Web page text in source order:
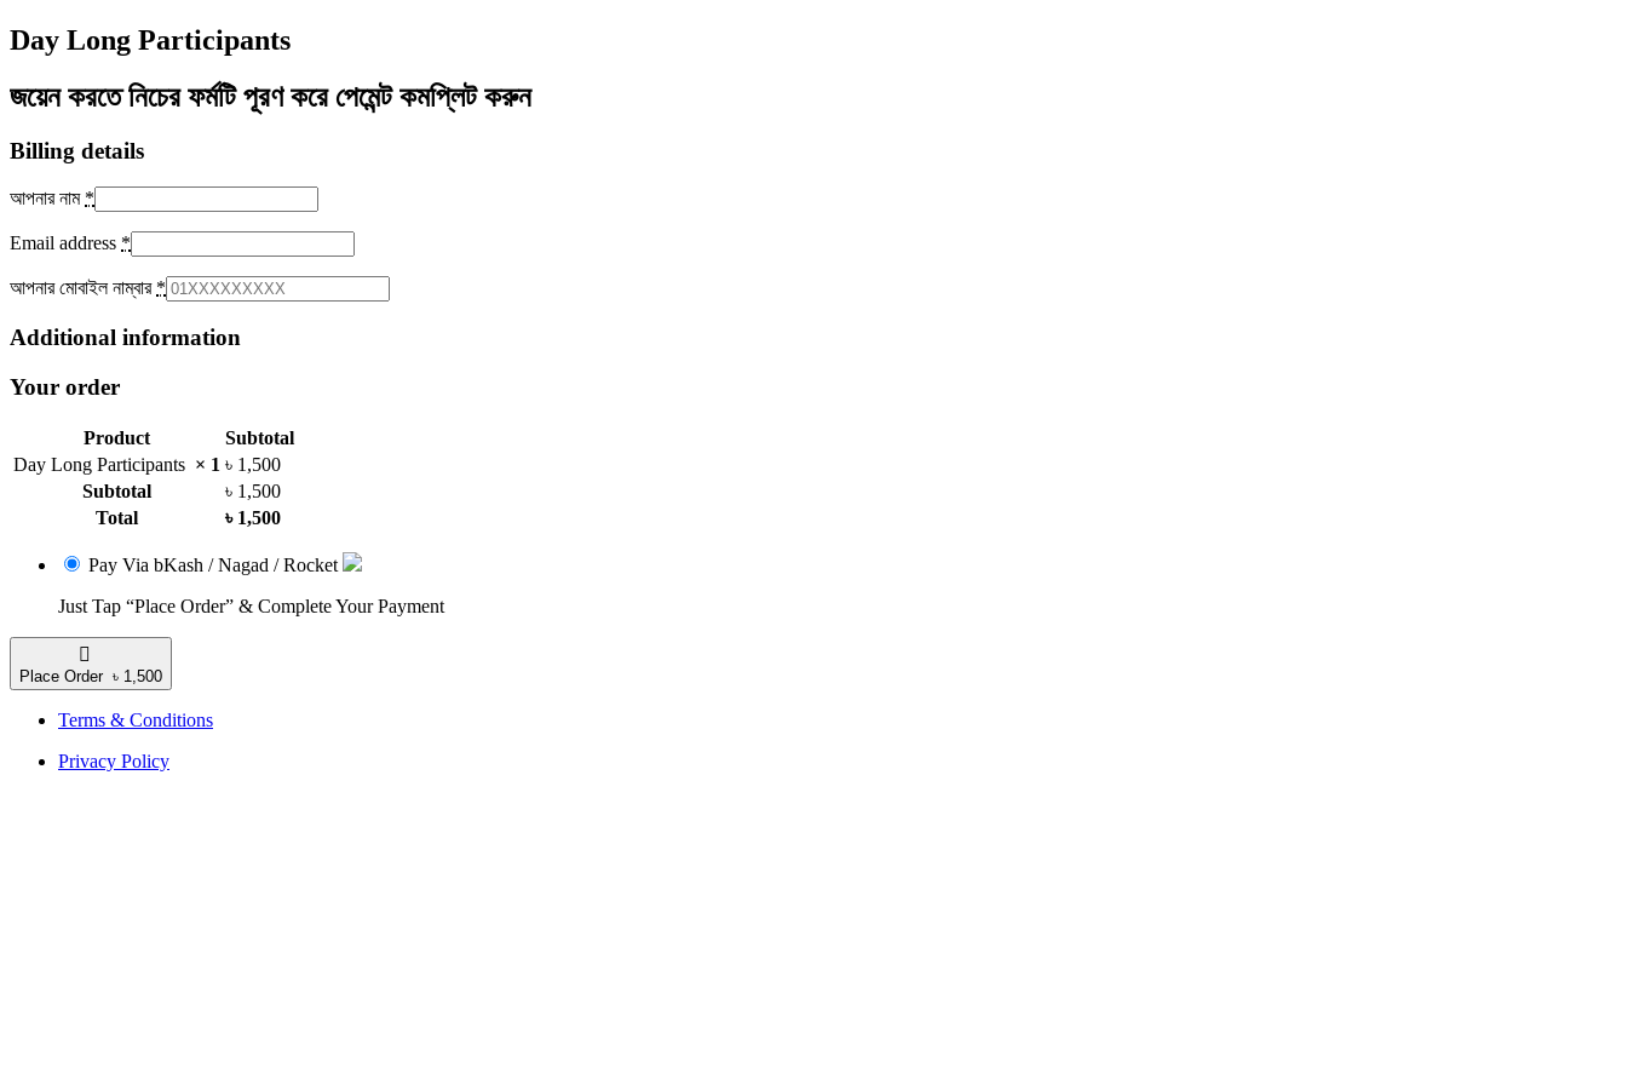
Day Long Participants
জয়েন করতে নিচের ফর্মটি পূরণ করে পেমেন্ট কমপ্লিট করুন
Billing details
আপনার নাম *
Email address *
আপনার মোবাইল নাম্বার *
Additional information
Your order
Product
Subtotal
Day Long Participants × 1 ৳ 1,500
Subtotal
৳ 1,500
Total
৳ 1,500
Pay Via bKash / Nagad / Rocket
Just Tap “Place Order” & Complete Your Payment
Place Order ৳ 1,500
Terms & Conditions
Privacy Policy